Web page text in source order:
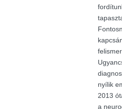
nyílik
2013
a